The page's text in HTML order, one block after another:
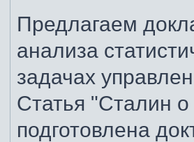
Предлагаем
анализа
задачах
Статья "Сталин
подготовлена